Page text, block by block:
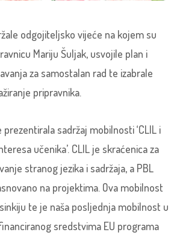
odgojiteljsko vijeće na kojem su
Mariju Šuljak, usvojile plan i
za samostalan rad te izabrale
pripravnika.
sadržaj mobilnosti ‘CLIL i
učenika’. CLIL je skraćenica za
stranog jezika i sadržaja, a PBL
na projektima. Ova mobilnost
te je naša posljednja mobilnost u
sredstvima EU programa